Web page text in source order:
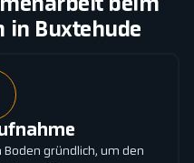
beim
in Buxtehude
gründlich, um den